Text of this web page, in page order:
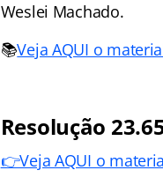
Weslei Machado.
📚Veja AQUI o
Resolução
👉Veja AQUI o